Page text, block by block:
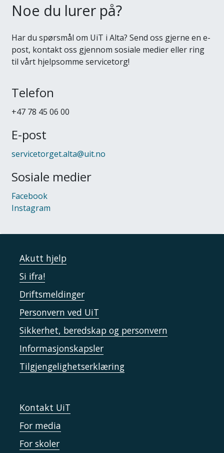
Noe du lurer på?
Har du spørsmål om UiT i Alta? Send oss gjerne en e-
post, kontakt oss gjennom sosiale medier eller ring
til vårt hjelpsomme servicetorg!
Telefon
+47 78 45 06 00
E-post
servicetorget.alta@uit.no
Sosiale medier
Facebook
Instagram
Akutt hjelp
Si ifra!
Driftsmeldinger
Personvern ved UiT
Sikkerhet, beredskap og personvern
Informasjonskapsler
Tilgjengelighetserklæring
Kontakt UiT
For media
For skoler